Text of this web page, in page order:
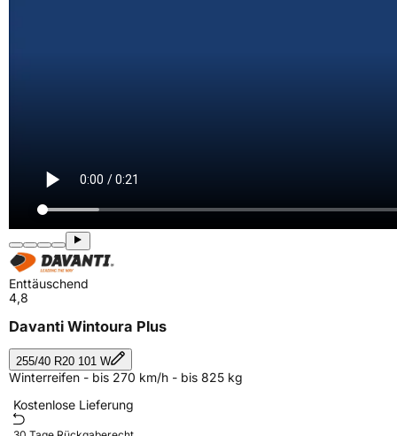
Enttäuschend
4,8
Davanti Wintoura Plus
255/40 R20 101 W
Winterreifen - bis 270 km/h - bis 825 kg
Kostenlose Lieferung